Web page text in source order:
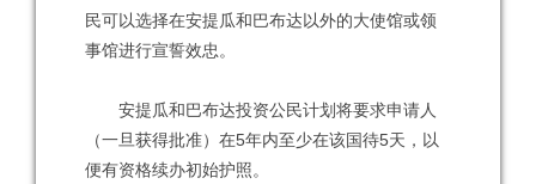
民可以选择在安提瓜和巴布达以外的大使馆或领
事馆进行宣誓效忠。
安提瓜和巴布达投资公民计划将要求申请人
（一旦获得批准）在5年内至少在该国待5天，以
便有资格续办初始护照。